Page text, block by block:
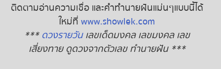
ติดตามอ่านความเชื่อ และคำทำนายฝันแม่นๆแบบนี้ได้
ใหม่ที่ www.showlek.com
*** ดวงรายวันเลขเด็ดมงคล เลขมงคล เลข
เสี่ยงทาย ดูดวงจากตัวเลข ทำนายฝัน ***